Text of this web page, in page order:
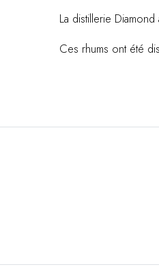
La distillerie
Ces rhums ont été